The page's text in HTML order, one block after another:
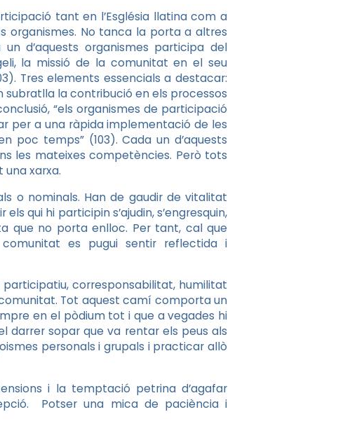
tant en l’Església llatina com a
organismes. No tanca la porta a altres
d’aquests organismes participa del
la missió de la comunitat en el seu
Tres elements essencials a destacar:
subratlla la contribució en els processos
“els organismes de participació
per a una ràpida implementació de les
poc temps” (103). Cada un d’aquests
les mateixes competències. Però tots
xarxa.
o nominals. Han de gaudir de vitalitat
qui hi participin s’ajudin, s’engresquin,
que no porta enlloc. Per tant, cal que
es pugui sentir reflectida i
corresponsabilitat, humilitat
Tot aquest camí comporta un
en el pòdium tot i que a vegades hi
darrer sopar que va rentar els peus als
personals i grupals i practicar allò
i la temptació petrina d’agafar
Potser una mica de paciència i